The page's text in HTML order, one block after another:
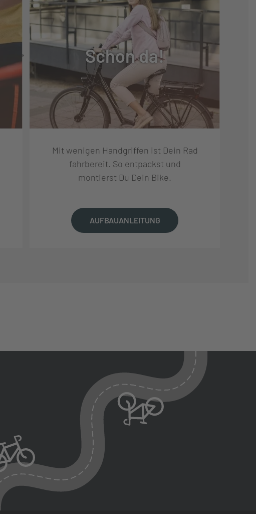
Schon da!
Mit wenigen Handgriffen ist Dein Rad
fahrbereit. So entpackst und
montierst Du Dein Bike.
AUFBAUANLEITUNG